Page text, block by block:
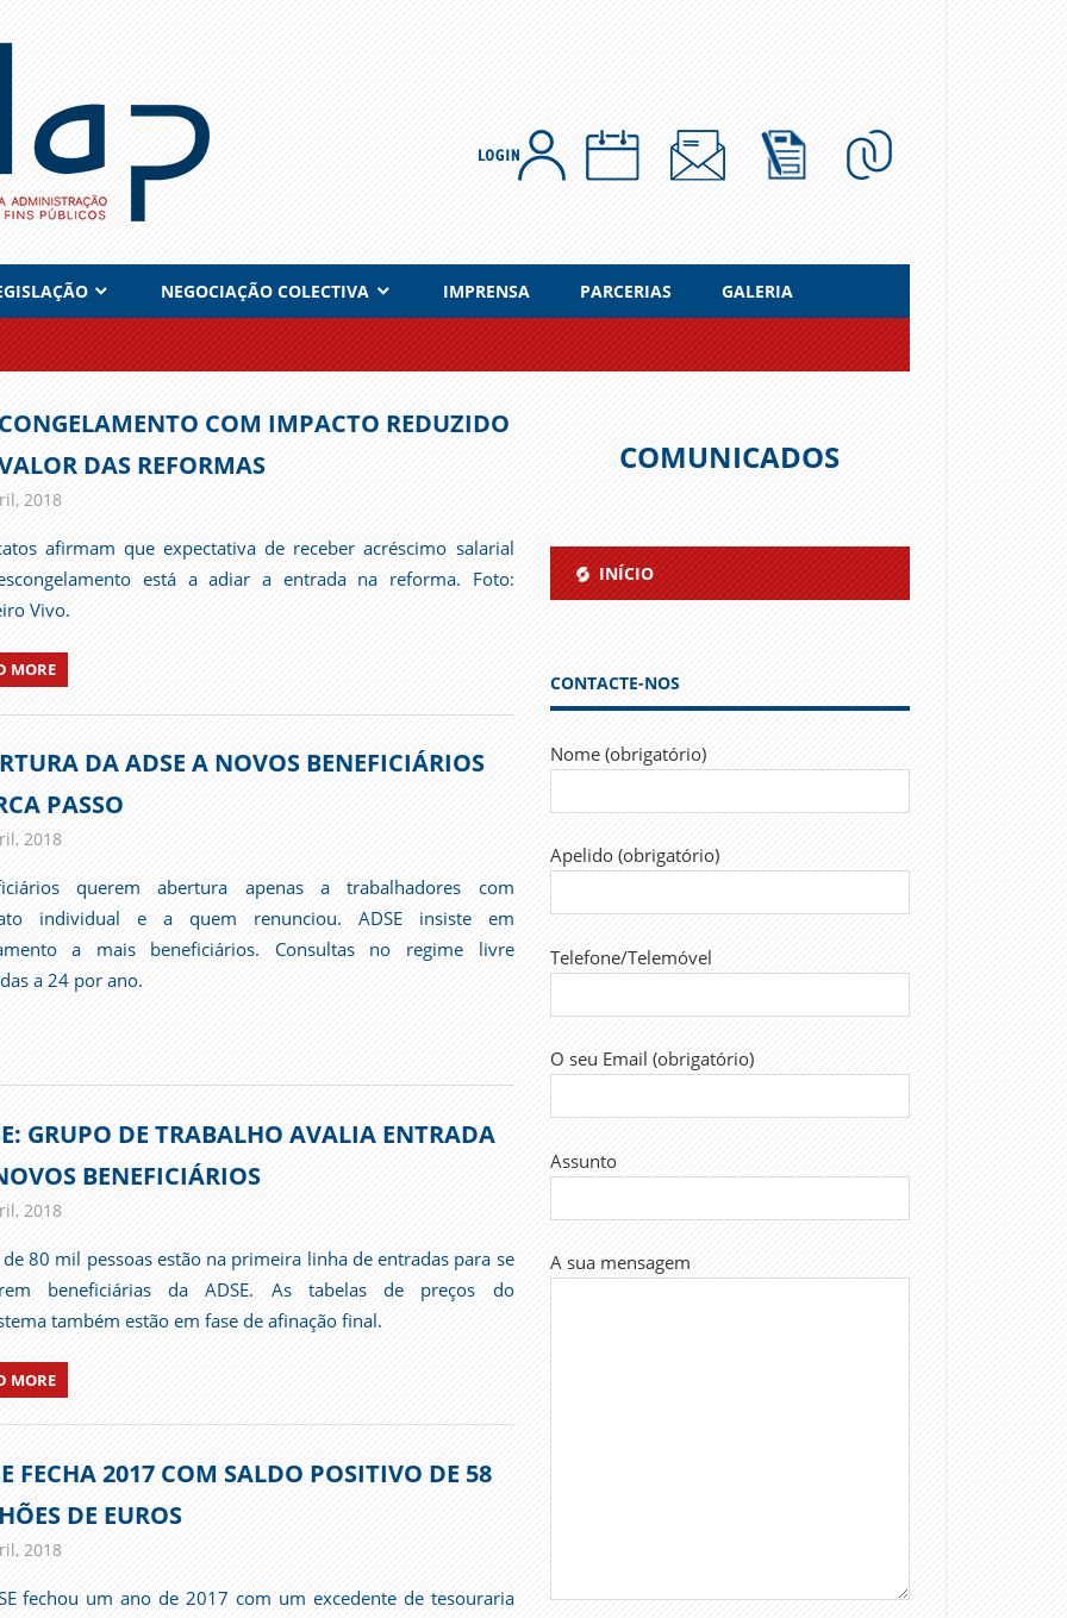
NEGOCIAÇÃO COLECTIVA IMPRENSA PARCERIAS GALERIA
COM IMPACTO REDUZIDO
DAS REFORMAS
2018
afirmam que expectativa de receber acréscimo salarial
está a adiar a entrada na reforma. Foto:
Vivo.
MORE
DA ADSE A NOVOS BENEFICIÁRIOS
PASSO
2018admin
Imprensa
querem abertura apenas a trabalhadores com
individual e a quem renunciou. ADSE insiste em
a mais beneficiários. Consultas no regime livre
a 24 por ano.
GRUPO DE TRABALHO AVALIA ENTRADA
BENEFICIÁRIOS
2018admin
Imprensa
de 80 mil pessoas estão na primeira linha de entradas para se
beneficiárias da ADSE. As tabelas de preços do
também estão em fase de afinação final.
MORE
FECHA 2017 COM SALDO POSITIVO DE 58
DE EUROS
2018
fechou um ano de 2017 com um excedente de tesouraria
COMUNICADOS
INÍCIO
CONTACTE-NOS
Nome (obrigatório)
Apelido (obrigatório)
Telefone/Telemóvel
O seu Email (obrigatório)
Assunto
A sua mensagem